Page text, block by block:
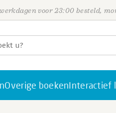
voor 23:00 besteld,
Overige boekenInteractief